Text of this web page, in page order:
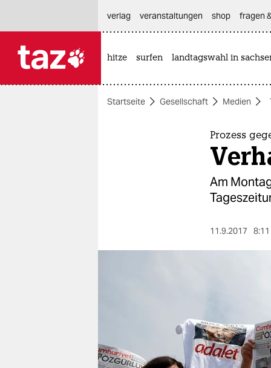
themen
verlag
verlag
veranstaltungen shop fragen
hitze surfen landtagswahl in
Startseite Gesellschaft Medien
Prozess
Am
11.9.2017